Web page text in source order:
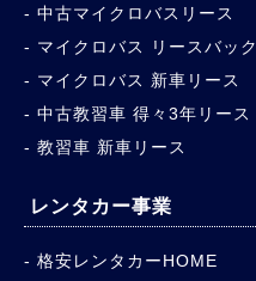
中古マイクロバスリース
マイクロバス リースバック
マイクロバス 新車リース
中古教習車 得々3年リース
教習車 新車リース
レンタカー事業
格安レンタカーHOME